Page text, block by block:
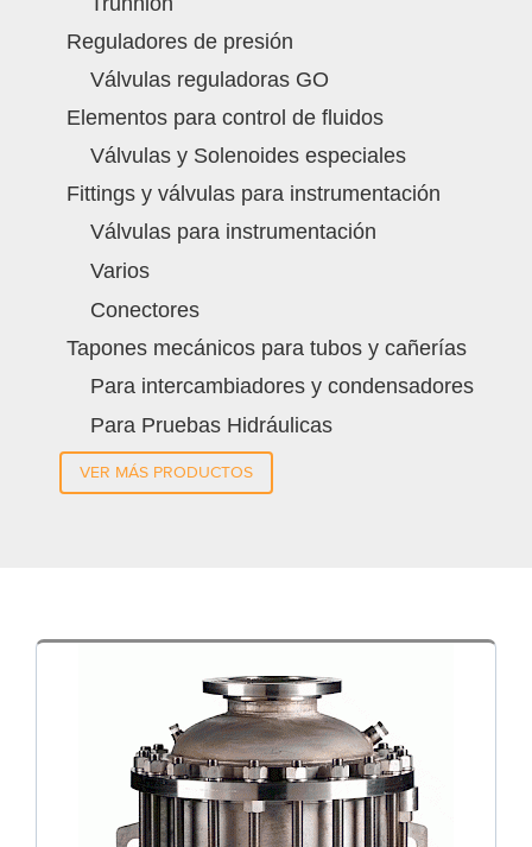
Reguladores de presión
Válvulas reguladoras GO
Elementos para control de fluidos
Válvulas y Solenoides especiales
Fittings y válvulas para instrumentación
Válvulas para instrumentación
Varios
Conectores
Tapones mecánicos para tubos y cañerías
Para intercambiadores y condensadores
Para Pruebas Hidráulicas
VER MÁS PRODUCTOS